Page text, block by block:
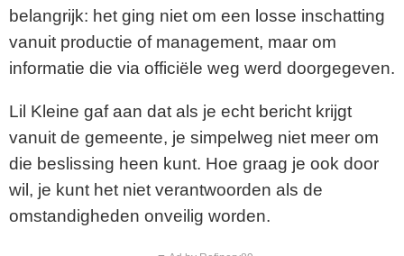
belangrijk: het ging niet om een losse inschatting
vanuit productie of management, maar om
informatie die via officiële weg werd doorgegeven.
Lil Kleine gaf aan dat als je echt bericht krijgt
vanuit de gemeente, je simpelweg niet meer om
die beslissing heen kunt. Hoe graag je ook door
wil, je kunt het niet verantwoorden als de
omstandigheden onveilig worden.